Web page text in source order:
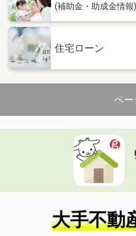
(補助金・助成金情報)
住宅ローン
ペー
大手不動